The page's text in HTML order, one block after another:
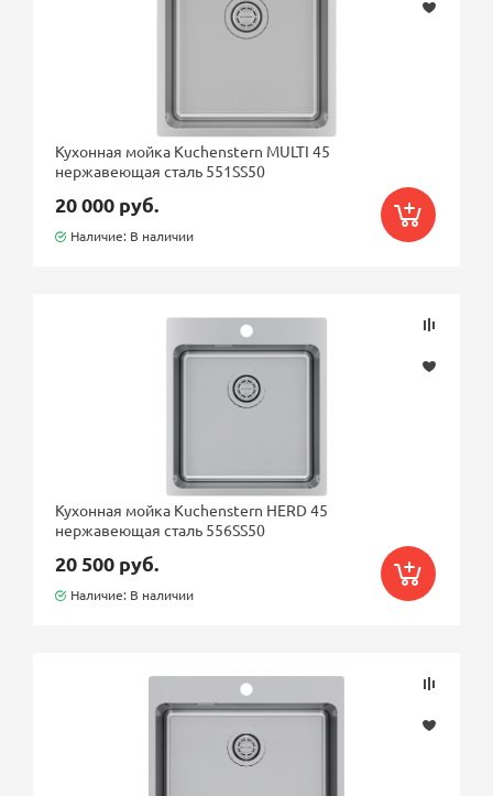
Кухонная мойка Kuchenstern MULTI 45
нержавеющая сталь 551SS50
20 000 руб.
Наличие: В наличии
Кухонная мойка Kuchenstern HERD 45
нержавеющая сталь 556SS50
20 500 руб.
Наличие: В наличии